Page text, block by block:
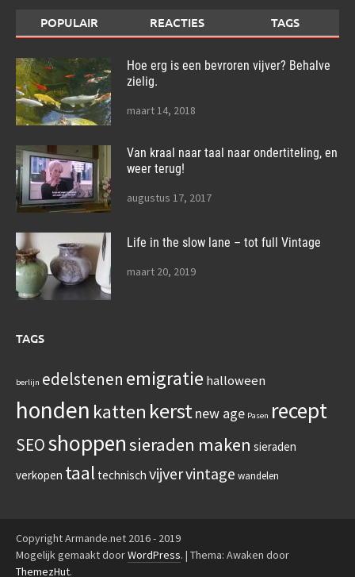
POPULAIR REACTIES TAGS
Hoe erg is een bevroren vijver? Behalve
zielig.
maart 14, 2018
Van kraal naar taal naar ondertiteling, en
weer terug!
augustus 17, 2017
Life in the slow lane – tot full Vintage
maart 20, 2019
TAGS
berlijn edelstenen emigratie halloween
honden katten kerstnew age Pasen recept
SEOshoppensieraden maken sieraden
verkopen taal technisch vijvervintage wandelen
Copyright Armande.net 2016 - 2019
Mogelijk gemaakt doorWordPress. | Thema: Awaken door
ThemezHut.